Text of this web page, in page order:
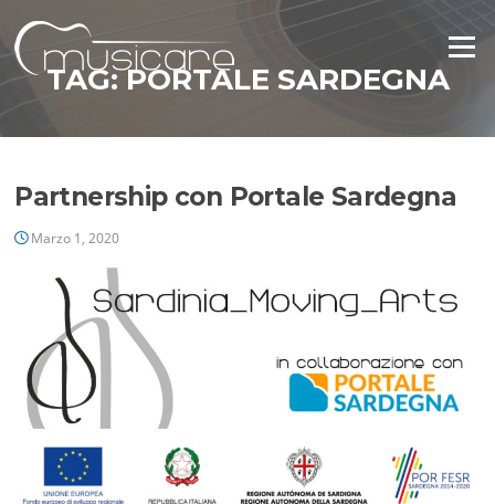
contenuto
Menu
TAG:PORTALE SARDEGNA
Partnership con Portale Sardegna
Marzo 1, 2020